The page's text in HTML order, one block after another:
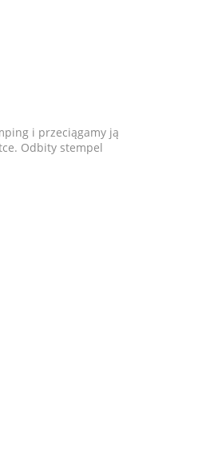
i przeciągamy ją
Odbity stempel